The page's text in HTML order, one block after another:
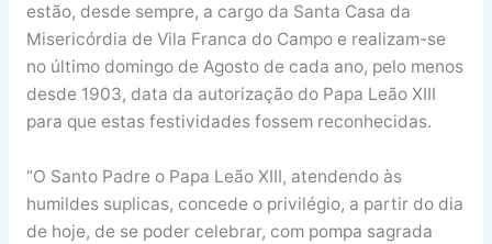
estão, desde sempre, a cargo da Santa Casa da
Misericórdia de Vila Franca do Campo e realizam-se
no último domingo de Agosto de cada ano, pelo menos
desde 1903, data da autorização do Papa Leão XIII
para que estas festividades fossem reconhecidas.
“O Santo Padre o Papa Leão XIII, atendendo às
humildes suplicas, concede o privilégio, a partir do dia
de hoje, de se poder celebrar, com pompa sagrada